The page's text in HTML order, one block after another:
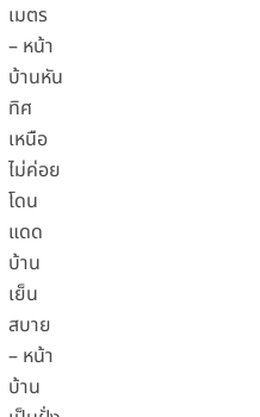
เมตร
– หน้า
บ้านหัน
ทิศ
เหนือ
ไม่ค่อย
โดน
แดด
บ้าน
เย็น
สบาย
– หน้า
บ้าน